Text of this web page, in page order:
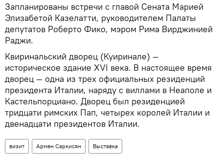
Запланированы встречи с главой Сената Марией
Элизабетой Казелатти, руководителем Палаты
депутатов Роберто Фико, мэром Рима Вирджинией
Раджи.
Квиринальский дворец (Куиринале) —
историческое здание XVI века. В настоящее время
дворец — одна из трех официальных резиденций
президента Италии, наряду с виллами в Неаполе и
Кастельпорциано. Дворец был резиденцией
тридцати римских Пап, четырех королей Италии и
двенадцати президентов Италии.
визит Армен Саркисян Выставка